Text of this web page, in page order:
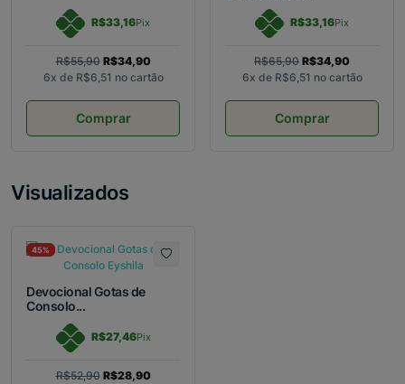
R$33,16Pix
R$55,90 R$34,90
6x de R$6,51 no cartão
Comprar
R$33,16Pix
R$65,90 R$34,90
6x de R$6,51 no cartão
Comprar
Visualizados
45%
Devocional Gotas de
Consolo...
R$27,46Pix
R$52,90 R$28,90